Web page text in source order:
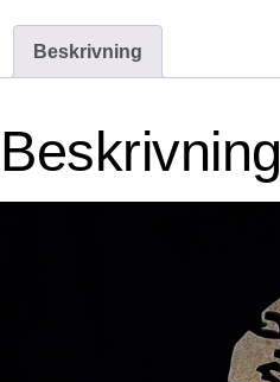
Beskrivning
Beskrivning